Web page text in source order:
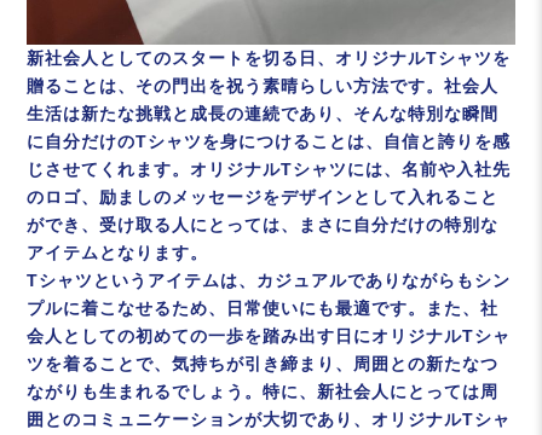
新社会人としてのスタートを切る日、オリジナルTシャツを
贈ることは、その門出を祝う素晴らしい方法です。社会人
生活は新たな挑戦と成長の連続であり、そんな特別な瞬間
に自分だけのTシャツを身につけることは、自信と誇りを感
じさせてくれます。オリジナルTシャツには、名前や入社先
のロゴ、励ましのメッセージをデザインとして入れること
ができ、受け取る人にとっては、まさに自分だけの特別な
アイテムとなります。
Tシャツというアイテムは、カジュアルでありながらもシン
プルに着こなせるため、日常使いにも最適です。また、社
会人としての初めての一歩を踏み出す日にオリジナルTシャ
ツを着ることで、気持ちが引き締まり、周囲との新たなつ
ながりも生まれるでしょう。特に、新社会人にとっては周
囲とのコミュニケーションが大切であり、オリジナルTシャ